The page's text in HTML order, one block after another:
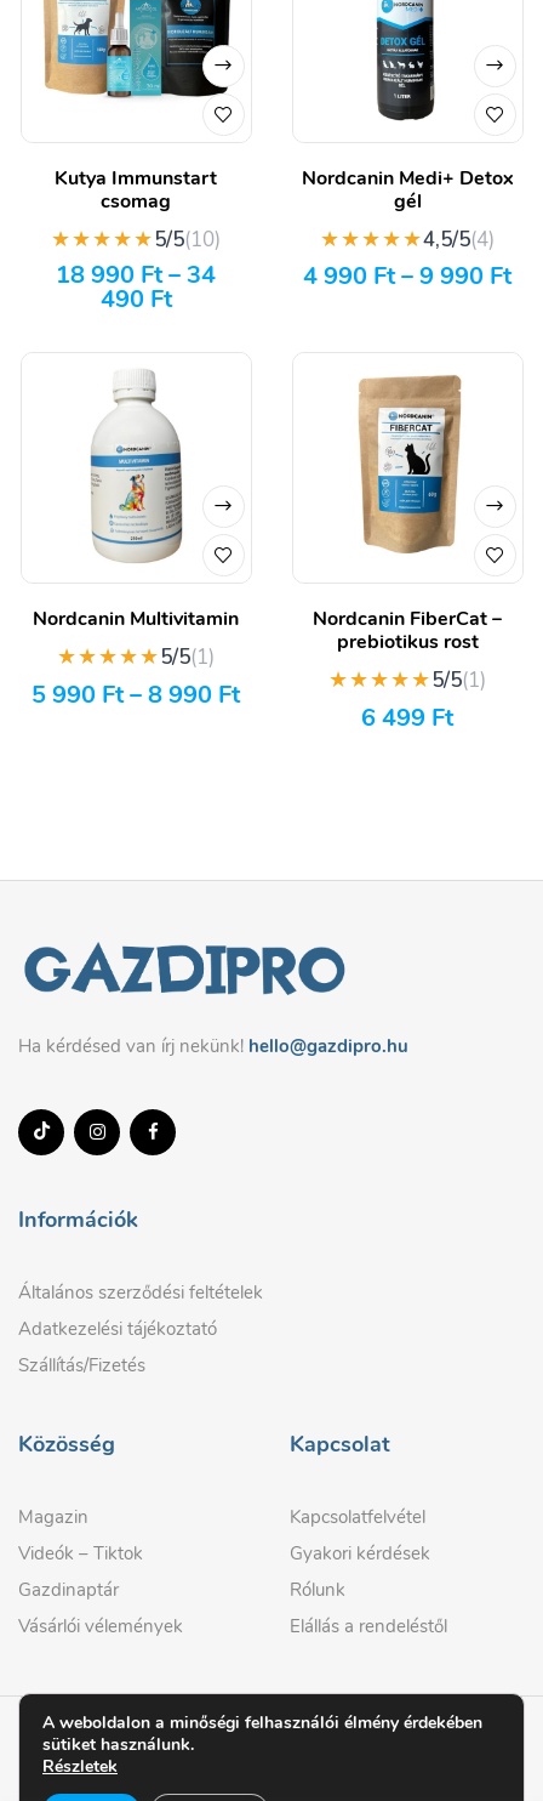
Kutya Immunstart
csomag
★★★★★5/5(10)
18 990 Ft–34
490 Ft
Nordcanin Medi+ Detox
gél
★★★★★4,5/5(4)
4 990 Ft–9 990 Ft
Nordcanin Multivitamin
★★★★★5/5(1)
5 990 Ft–8 990 Ft
Nordcanin FiberCat –
prebiotikus rost
★★★★★5/5(1)
6 499 Ft
Ha kérdésed van írj nekünk! hello@gazdipro.hu
Információk
Általános szerződési feltételek
Adatkezelési tájékoztató
Szállítás/Fizetés
Közösség
Magazin
Videók – Tiktok
Gazdinaptár
Vásárlói vélemények
Kapcsolat
Kapcsolatfelvétel
Gyakori kérdések
Rólunk
Elállás a rendeléstől
A weboldalon a minőségi felhasználói élmény érdekében
sütiket használunk.
Részletek